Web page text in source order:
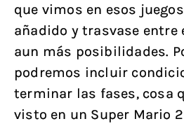
que vimos en esos
añadido y trasvase entre
aun más posibilidades.
podremos incluir
terminar las fases, cosa
visto en un Super Mario